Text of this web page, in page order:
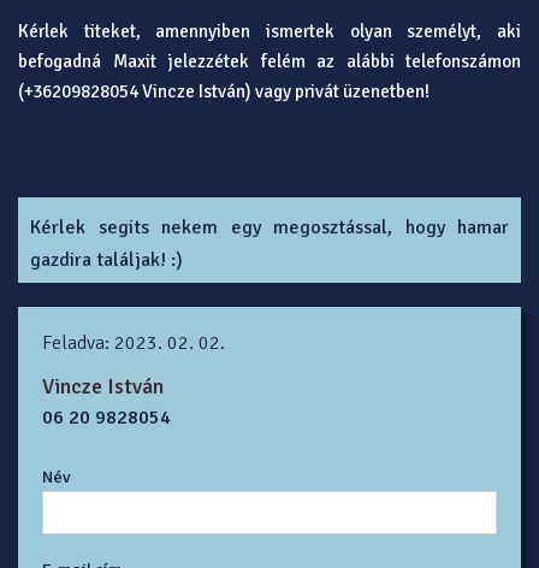
Kérlek titeket, amennyiben ismertek olyan személyt, aki
befogadná Maxit jelezzétek felém az alábbi telefonszámon
(+36209828054 Vincze István) vagy privát üzenetben!
Kérlek segits nekem egy megosztással, hogy hamar
gazdira találjak! :)
Feladva: 2023. 02. 02.
Vincze István
06 20 9828054
Név